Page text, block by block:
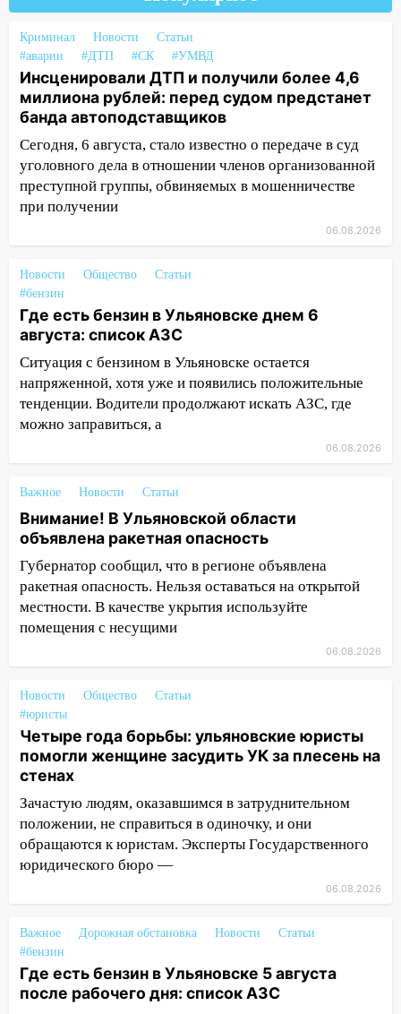
14:23
67% ульяновцев готовы
передумать увольняться, если им
повысят зарплату
14:01 Инсценировали ДТП и получили
более 4,6 миллиона рублей: перед
судом предстанет банда
автоподставщиков
13:36 В Инзе произошел крупный пожар
обвиняли в жестоком обращении с
животными
12:28 Миллион на «льготниках»: в
Ульяновской области перевозчик
провернул хитрую схему с чужими
проездными
12:10
Ульяновский алиментщик накопил
120 тысяч долга
опасность» на территории Ульяновской
области
11:30 Кабмин РФ разрешил до 1 июля
2027 года импорт, выпуск и обращение
бензина Евро 2, Евро 3, Евро 4
11:12 Соцсети: на Рябикова автомобиль
врезался в забор
днем 6 августа: список АЗС
10:16
объявлена ракетная опасность
10:00
09:50 В Ульяновске черный коршун
застрял в тепловозе
09:44
Ульяновские спасатели помогли
08:21
велосипеда
07:18 В Ульяновск идет
Криминал Новости
Статьи
#аварии
#ДТП #СК #УМВД
Инсценировали ДТП и получили более 4,6
миллиона рублей: перед судом предстанет
банда автоподставщиков
Сегодня, 6 августа, стало известно о передаче в суд
уголовного дела в отношении членов организованной
преступной группы, обвиняемых в мошенничестве
при получении
06.08.2026
Новости Общество
Статьи
#бензин
Где есть бензин в Ульяновске днем 6
августа: список АЗС
Ситуация с бензином в Ульяновске остается
напряженной, хотя уже и появились положительные
тенденции. Водители продолжают искать АЗС, где
можно заправиться, а
06.08.2026
Важное Новости Статьи
Внимание! В Ульяновской области
объявлена ракетная опасность
Губернатор сообщил, что в регионе объявлена
ракетная опасность. Нельзя оставаться на открытой
местности. В качестве укрытия используйте
помещения с несущими
06.08.2026
Новости Общество
Статьи
#юристы
Четыре года борьбы: ульяновские юристы
помогли женщине засудить УК за плесень на
стенах
Зачастую людям, оказавшимся в затруднительном
положении, не справиться в одиночку, и они
обращаются к юристам. Эксперты Государственного
юридического бюро —
06.08.2026
Важное Дорожная обстановка Новости
Статьи
#бензин
Где есть бензин в Ульяновске 5 августа
после рабочего дня: список АЗС